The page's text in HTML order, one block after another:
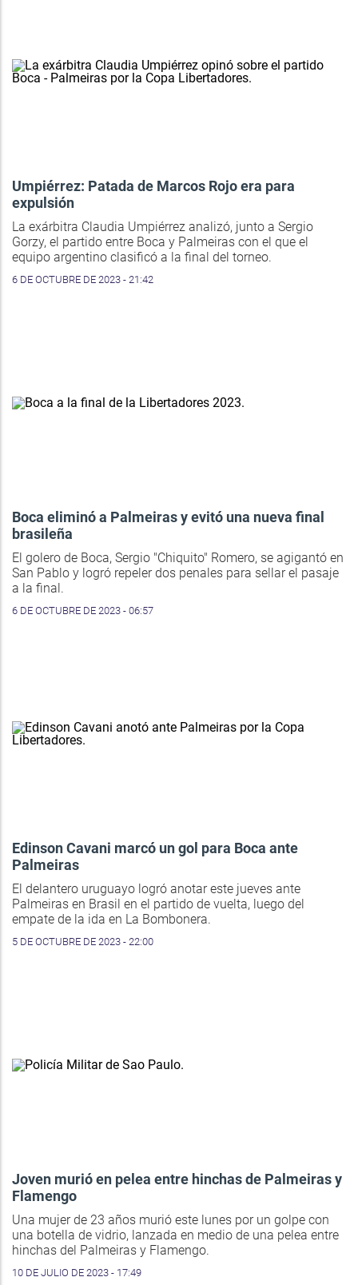
Umpiérrez: Patada de Marcos Rojo era para
expulsión
La exárbitra Claudia Umpiérrez analizó, junto a Sergio
Gorzy, el partido entre Boca y Palmeiras con el que el
equipo argentino clasificó a la final del torneo.
6 DE OCTUBRE DE 2023 - 21:42
Boca eliminó a Palmeiras y evitó una nueva final
brasileña
El golero de Boca, Sergio "Chiquito" Romero, se agigantó en
San Pablo y logró repeler dos penales para sellar el pasaje
a la final.
6 DE OCTUBRE DE 2023 - 06:57
Edinson Cavani marcó un gol para Boca ante
Palmeiras
El delantero uruguayo logró anotar este jueves ante
Palmeiras en Brasil en el partido de vuelta, luego del
empate de la ida en La Bombonera.
5 DE OCTUBRE DE 2023 - 22:00
Joven murió en pelea entre hinchas de Palmeiras y
Flamengo
Una mujer de 23 años murió este lunes por un golpe con
una botella de vidrio, lanzada en medio de una pelea entre
hinchas del Palmeiras y Flamengo.
10 DE JULIO DE 2023 - 17:49